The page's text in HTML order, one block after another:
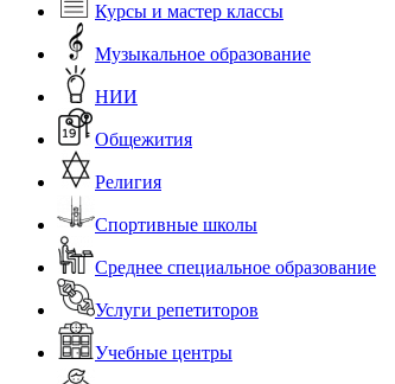
Курсы и мастер классы
Музыкальное образование
НИИ
Общежития
Религия
Спортивные школы
Среднее специальное образование
Услуги репетиторов
Учебные центры